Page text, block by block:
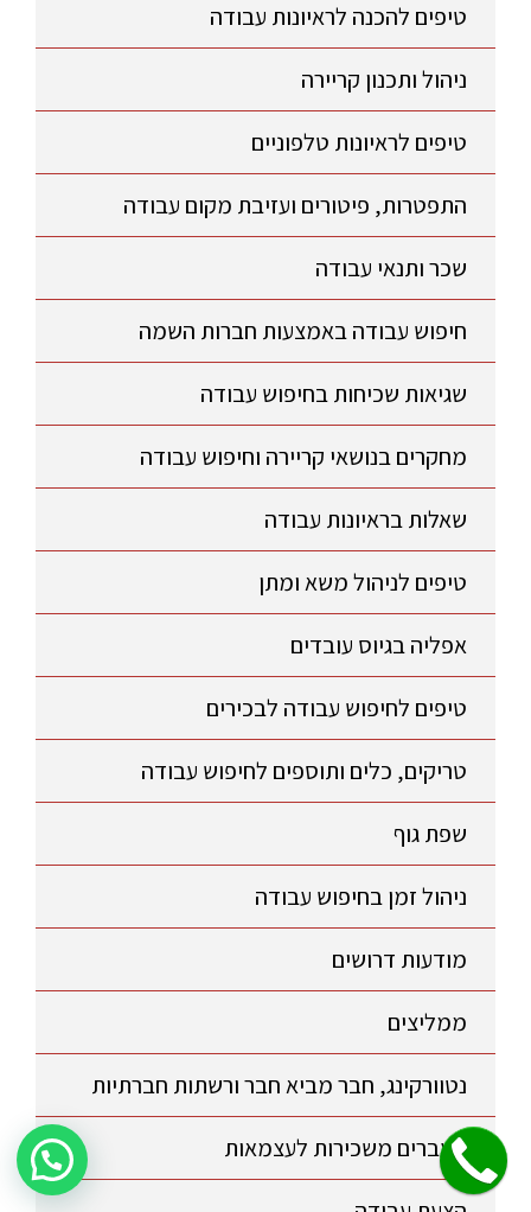
טיפים להכנה לראיונות עבודה
ניהול ותכנון קריירה
טיפים לראיונות טלפוניים
התפטרות, פיטורים ועזיבת מקום עבודה
שכר ותנאי עבודה
חיפוש עבודה באמצעות חברות השמה
שגיאות שכיחות בחיפוש עבודה
מחקרים בנושאי קריירה וחיפוש עבודה
שאלות בראיונות עבודה
טיפים לניהול משא ומתן
אפליה בגיוס עובדים
טיפים לחיפוש עבודה לבכירים
טריקים, כלים ותוספים לחיפוש עבודה
שפת גוף
ניהול זמן בחיפוש עבודה
מודעות דרושים
ממליצים
נטוורקינג, חבר מביא חבר ורשתות חברתיות
מעברים משכירות לעצמאות
שלחו הודעה לקבלת פרטים על היעוץ!